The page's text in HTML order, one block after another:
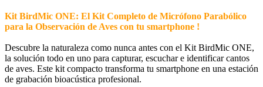
Kit BirdMic ONE: El Kit Completo de Micrófono Parabólico
para la Observación de Aves con tu smartphone !
Descubre la naturaleza como nunca antes con el Kit BirdMic ONE,
la solución todo en uno para capturar, escuchar e identificar cantos
de aves. Este kit compacto transforma tu smartphone en una estación
de grabación bioacústica profesional.